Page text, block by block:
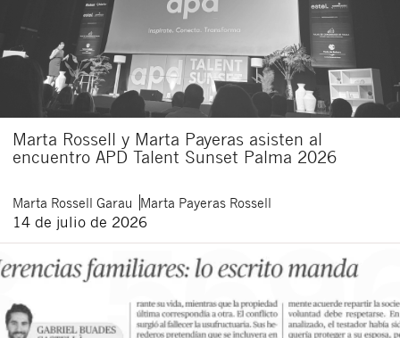
Marta Rossell y Marta Payeras asisten al
encuentro APD Talent Sunset Palma 2026
Marta Rossell Garau Marta Payeras Rossell
14 de julio de 2026